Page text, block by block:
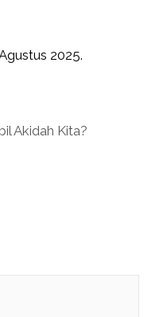
2025.
Akidah Kita?